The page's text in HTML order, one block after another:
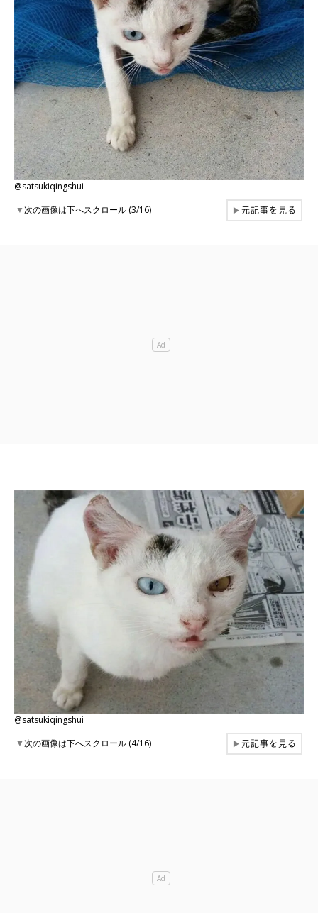
@satsukiqingshui
▼次の画像は下へスクロール (3/16) ▶元記事を見る
@satsukiqingshui
▼次の画像は下へスクロール (4/16) ▶元記事を見る